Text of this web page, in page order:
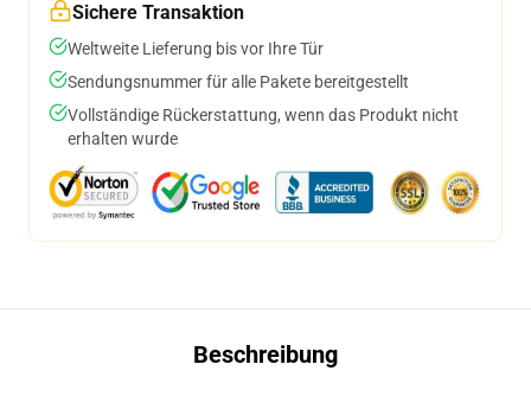
Sichere Transaktion
Weltweite Lieferung bis vor Ihre Tür
Sendungsnummer für alle Pakete bereitgestellt
Vollständige Rückerstattung, wenn das Produkt nicht
erhalten wurde
Beschreibung